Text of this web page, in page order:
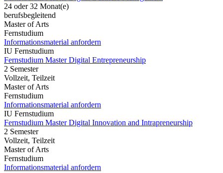
24 oder 32 Monat(e)
berufsbegleitend
Master of Arts
Fernstudium
Informationsmaterial anfordern
IU Fernstudium
Fernstudium Master Digital Entrepreneurship
2 Semester
Vollzeit, Teilzeit
Master of Arts
Fernstudium
Informationsmaterial anfordern
IU Fernstudium
Fernstudium Master Digital Innovation and Intrapreneurship
2 Semester
Vollzeit, Teilzeit
Master of Arts
Fernstudium
Informationsmaterial anfordern